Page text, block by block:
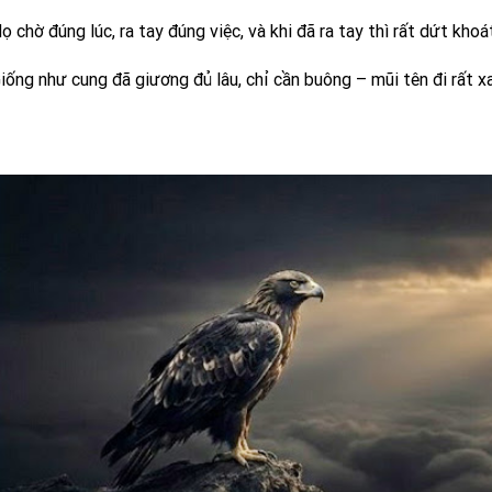
chờ đúng lúc, ra tay đúng việc, và khi đã ra tay thì rất dứt
như cung đã giương đủ lâu, chỉ cần buông – mũi tên đi rất